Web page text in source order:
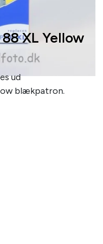
XL Yellow
ud
blækpatron.